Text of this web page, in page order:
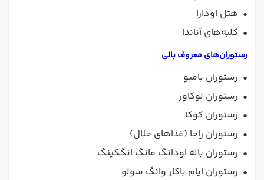
• هتل اودارا
• کلبه‌های آناندا
رستوران‌های معروف بالی
• رستوران بامبو
• رستوران لوکاور
• رستوران کوکا
• رستوران راجا (غذاهای حلال)
• رستوران باله اودانگ مانگ انگکینگ
• رستوران ایام باکار وانگ سولو